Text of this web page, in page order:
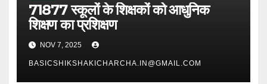
71877 स्कूलों के शिक्षकों को आधुनिक
शिक्षण का प्रशिक्षण
NOV 7, 2025
BASICSHIKSHAKICHARCHA.IN@GMAIL.COM